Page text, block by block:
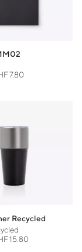
7.80
Recycled
15.80